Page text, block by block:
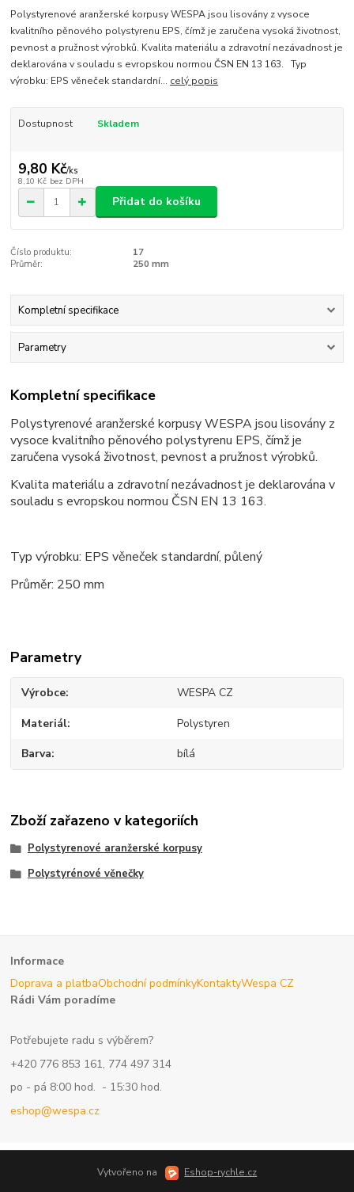
Polystyrenové aranžerské korpusy WESPA jsou lisovány z vysoce
kvalitního pěnového polystyrenu EPS, čímž je zaručena vysoká životnost,
pevnost a pružnost výrobků. Kvalita materiálu a zdravotní nezávadnost je
deklarována v souladu s evropskou normou ČSN EN 13 163. Typ
výrobku: EPS věneček standardní... celý popis
Dostupnost Skladem
9,80 Kč/ks
8,10 Kč bez DPH
Přidat do košíku
Číslo produktu:
17
Průměr:
250 mm
Kompletní specifikace
Parametry
Kompletní specifikace
Polystyrenové aranžerské korpusy WESPA jsou lisovány z
vysoce kvalitního pěnového polystyrenu EPS, čímž je
zaručena vysoká životnost, pevnost a pružnost výrobků.
Kvalita materiálu a zdravotní nezávadnost je deklarována v
souladu s evropskou normou ČSN EN 13 163.
Typ výrobku: EPS věneček standardní, půlený
Průměr: 250 mm
Parametry
Výrobce WESPA CZ
Materiál Polystyren
Barva bílá
Zboží zařazeno v kategoriích
Polystyrenové aranžerské korpusy
Polystyrénové věnečky
Informace
Doprava a platbaObchodní podmínkyKontaktyWespa CZ
Rádi Vám poradíme
Potřebujete radu s výběrem?
+420 776 853 161, 774 497 314
po - pá 8:00 hod. - 15:30 hod.
eshop@wespa.cz
Vytvořeno na Eshop-rychle.cz